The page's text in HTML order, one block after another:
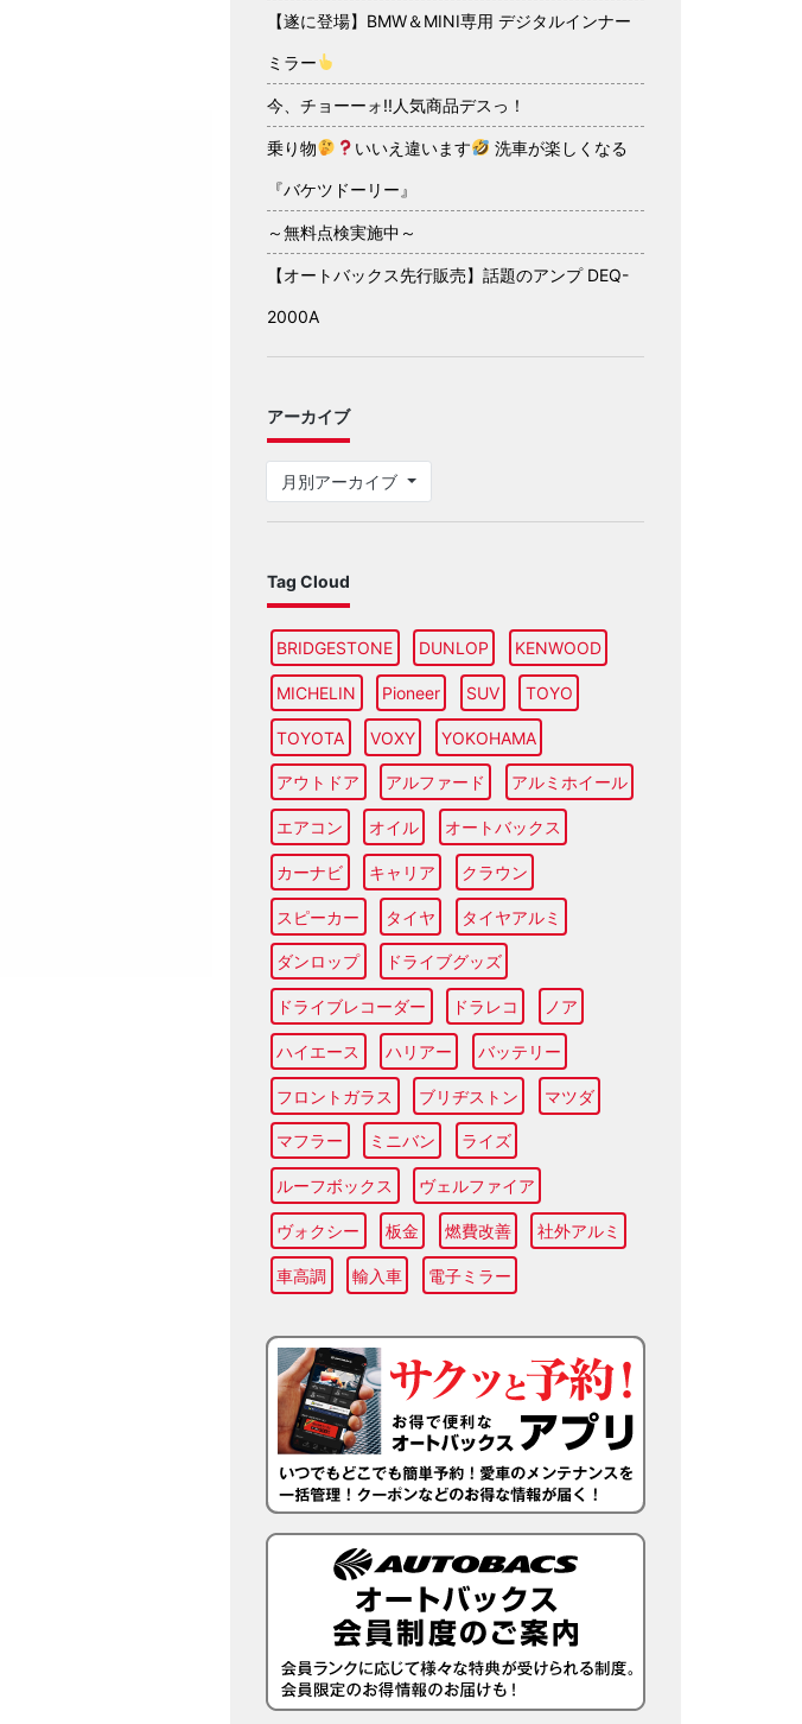
【遂に登場】BMW＆MINI専用 デジタルインナー
ミラー
今、チョーーォ!!人気商品デスっ！
乗り物 いいえ違います 洗車が楽しくなる
『バケツドーリー』
～無料点検実施中～
【オートバックス先行販売】話題のアンプ DEQ-
2000A
アーカイブ
月別アーカイブ
Tag Cloud
BRIDGESTONE DUNLOP KENWOOD
MICHELIN Pioneer SUV TOYO
TOYOTA VOXY YOKOHAMA
アウトドア アルファード アルミホイール
エアコン オイル オートバックス
カーナビ キャリア クラウン
スピーカー タイヤ タイヤアルミ
ダンロップ ドライブグッズ
ドライブレコーダー ドラレコ ノア
ハイエース ハリアー バッテリー
フロントガラス ブリヂストン マツダ
マフラー ミニバン ライズ
ルーフボックス ヴェルファイア
ヴォクシー 板金 燃費改善 社外アルミ
車高調 輸入車 電子ミラー